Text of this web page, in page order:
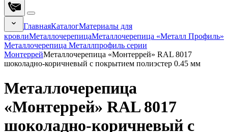
ГлавнаяКаталогМатериалы для
кровлиМеталлочерепицаМеталлочерепица «Металл Профиль»
Металлочерепица Металлпрофиль серии
МонтеррейМеталлочерепица «Монтеррей» RAL 8017
шоколадно-коричневый с покрытием полиэстер 0.45 мм
Металлочерепица
«Монтеррей» RAL 8017
шоколадно-коричневый с